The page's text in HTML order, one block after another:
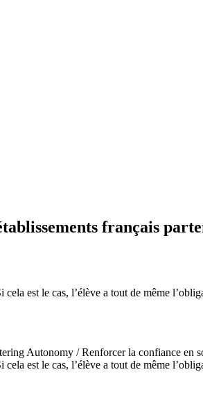
français
est le cas, l’élève a tout de même
Autonomy / Renforcer la confiance en
est le cas, l’élève a tout de même